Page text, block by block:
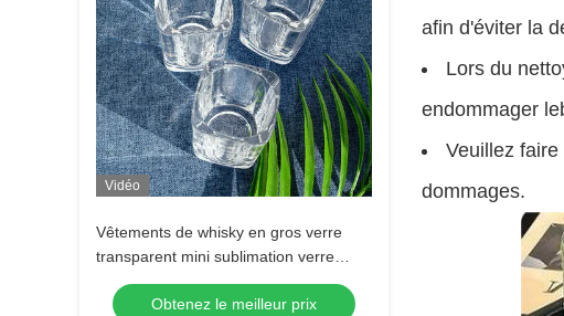
Vidéo
Vêtements de whisky en gros verre
transparent mini sublimation verre
tequila verre shot Espresso verre shot
Obtenez le meilleur prix
afin d'éviter la
Lors du
endommager le
Veuillez
dommages.